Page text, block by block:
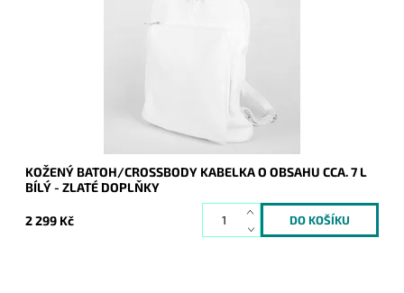
Skladem
KOŽENÝ BATOH/CROSSBODY KABELKA O OBSAHU CCA. 7 L
BÍLÝ - ZLATÉ DOPLŇKY
2 299 Kč